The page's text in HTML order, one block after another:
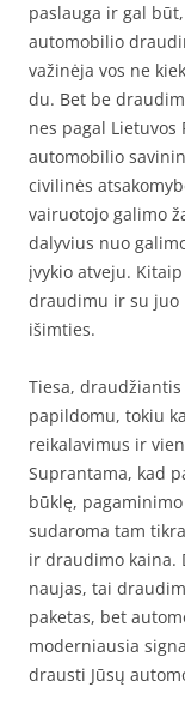
paslauga ir gal
automobilio
važinėja vos ne
du. Bet be
nes pagal Lietuvos
automobilio
civilinės
vairuotojo galimo
dalyvius nuo
įvykio atveju.
draudimu ir su juo
išimties.
Tiesa,
papildomu, tokiu
reikalavimus ir
Suprantama, kad
būklę,
sudaroma tam
ir draudimo kaina.
naujas, tai
paketas, bet
moderniausia
drausti Jūsų